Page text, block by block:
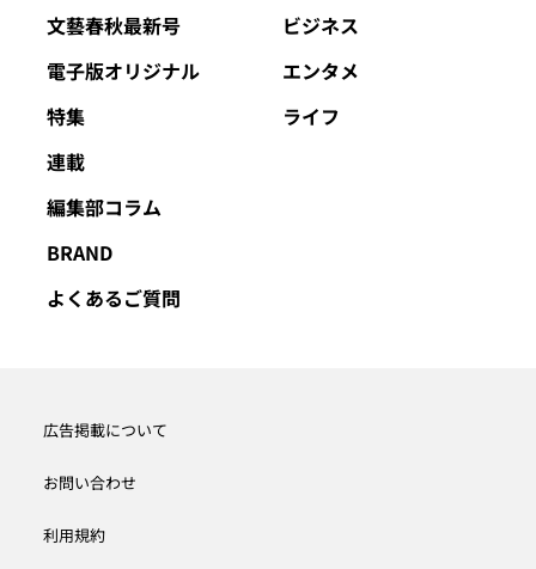
文藝春秋最新号
電子版オリジナル
特集
連載
編集部コラム
BRAND
よくあるご質問
ビジネス
エンタメ
ライフ
広告掲載について
お問い合わせ
利用規約